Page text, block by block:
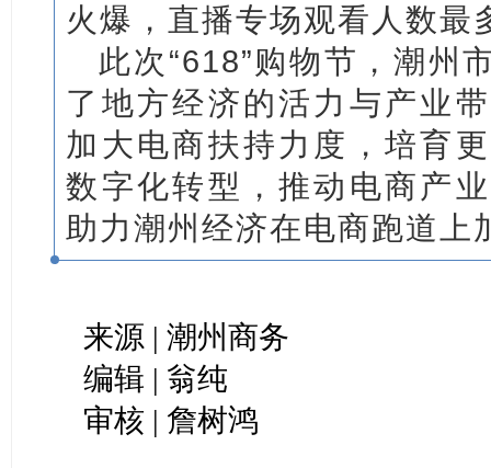
火爆，直播专场观看人数
此次“618”购物节，潮州
了地方经济的活力与产业
加大电商扶持力度，培育
数字化转型，推动电商产
助力潮州经济在电商跑道上
来源 | 潮州商务
编辑 | 翁纯
审核 | 詹树鸿